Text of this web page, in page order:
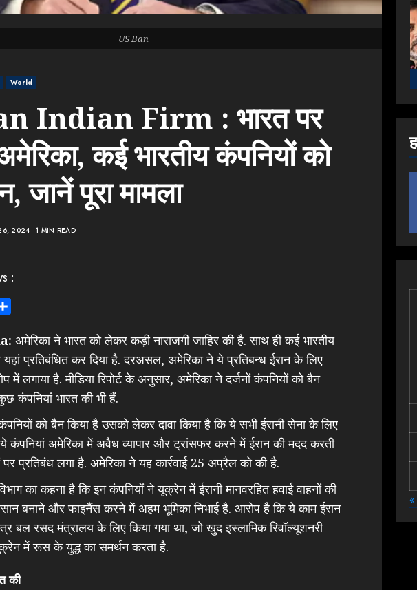
World
Indian Firm : भारत पर
कई भारतीय कंपनियों को
जानें पूरा मामला
2024 1 MIN READ
US Ban
:
अमेरिका ने भारत को लेकर कड़ी नाराजगी जाहिर की है. साथ ही कई भारतीय
प्रतिबंधित कर दिया है. दरअसल, अमेरिका ने ये प्रतिबन्ध ईरान के लिए
लगाया है. मीडिया रिपोर्ट के अनुसार, अमेरिका ने दर्जनों कंपनियों को बैन
कंपनियां भारत की भी हैं.
को बैन किया है उसको लेकर दावा किया है कि ये सभी ईरानी सेना के लिए
कंपनियां अमेरिका में अवैध व्यापार और ट्रांसफर करने में ईरान की मदद करती
प्रतिबंध लगा है. अमेरिका ने यह कार्रवाई 25 अप्रैल को की है.
का कहना है कि इन कंपनियों ने यूक्रेन में ईरानी मानवरहित हवाई वाहनों की
बनाने और फाइनैंस करने में अहम भूमिका निभाई है. आरोप है कि ये काम ईरान
बल रसद मंत्रालय के लिए किया गया था, जो खुद इस्लामिक रिवॉल्यूशनरी
में रूस के युद्ध का समर्थन करता है.
की